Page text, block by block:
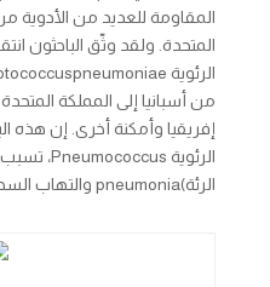
المقاومة للعديد من الأدوية
المتحدة. ولقد وثّق الباحثون
الرئوية pneumoniae
من أسبانيا إلى المملكة
إفريقيا وأمكنة أخرى. إن هذه
الرئوية Pneumococcus، تسبب
الرئة)pneumoniaوالتهاب